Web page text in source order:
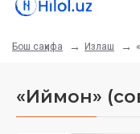
Бош саҳифа Излаш
«Иймон»